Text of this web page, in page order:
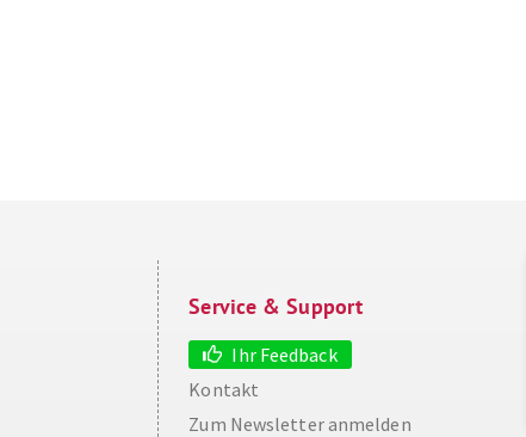
Service & Support
Ihr Feedback
Kontakt
Zum Newsletter anmelden